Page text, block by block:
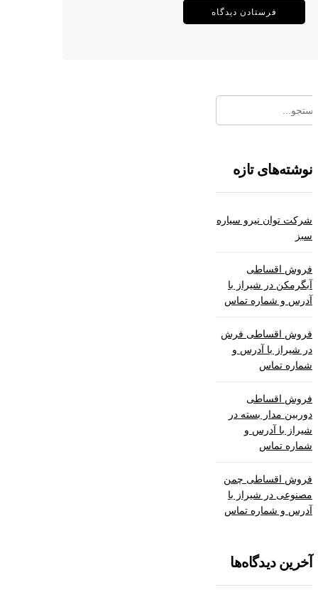
نوشته‌های تازه
شرکت توان نیرو سیاره
سبز
فروش اقساطی
آبگرمکن در شیراز با
آدرس و شماره تماس
فروش اقساطی فرش
در شیراز با آدرس و
شماره تماس
فروش اقساطی
دوربین مدار بسته در
شیراز با آدرس و
شماره تماس
فروش اقساطی چمن
مصنوعی در شیراز با
آدرس و شماره تماس
آخرین دیدگاه‌ها